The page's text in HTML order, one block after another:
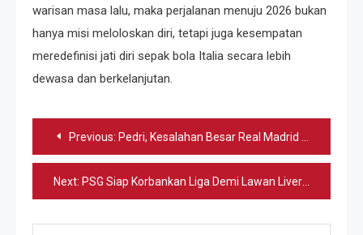
warisan masa lalu, maka perjalanan menuju 2026 bukan
hanya misi meloloskan diri, tetapi juga kesempatan
meredefinisi jati diri sepak bola Italia secara lebih
dewasa dan berkelanjutan.
Navigasi
pos
Previous: Pedri, Kesalahan Besar Real Madrid di Panggung Sepak Bola
Next: PSG Siap Korbankan Liga Demi Lawan Liverpool